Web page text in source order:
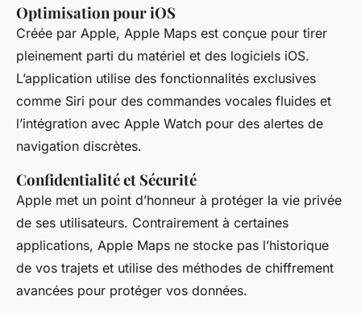
Optimisation pour iOS
Créée par Apple, Apple Maps est conçue pour tirer
pleinement parti du matériel et des logiciels iOS.
L’application utilise des fonctionnalités exclusives
comme Siri pour des commandes vocales fluides et
l’intégration avec Apple Watch pour des alertes de
navigation discrètes.
Confidentialité et Sécurité
Apple met un point d’honneur à protéger la vie privée
de ses utilisateurs. Contrairement à certaines
applications, Apple Maps ne stocke pas l’historique
de vos trajets et utilise des méthodes de chiffrement
avancées pour protéger vos données.